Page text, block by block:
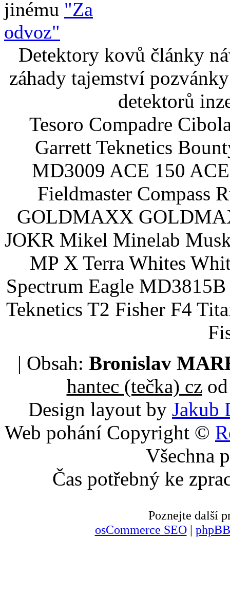
jinému "Za
odvoz"
Detektory kovů články
záhady tajemství
detektorů
Tesoro Compadre
Garrett Teknetics
MD3009 ACE 150
Fieldmaster Compass
GOLDMAXX
JOKR Mikel Minelab
MP X Terra Whites
Spectrum Eagle
Teknetics T2 Fisher F4
| Obsah: Bronislav
hantec (tečka) czod
Design layout by Jakub
Web pohání Copyright ©
Všechna
Čas potřebný ke
Poznejte další
osCommerce SEO|